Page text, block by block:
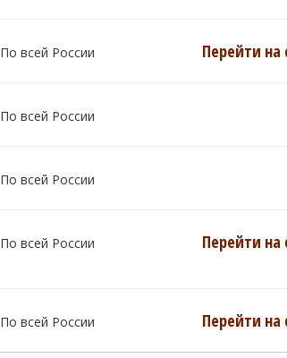
По всей России Перейти на
По всей России
По всей России
По всей России Перейти на
По всей России Перейти на